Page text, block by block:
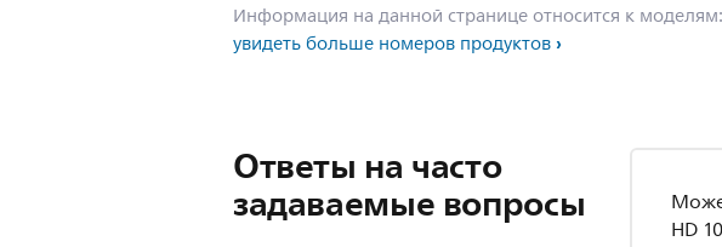
Информация на данной странице относится к моделям:
увидеть больше номеров продуктов
Ответы на часто
задаваемые вопросы
HD